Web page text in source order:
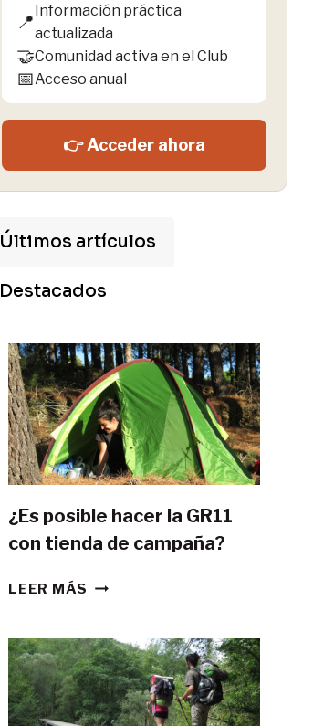
📍
Información práctica
actualizada
🤝Comunidad activa en el Club
📅Acceso anual
👉 Acceder ahora
Últimos artículos
Destacados
¿Es posible hacer la GR11
con tienda de campaña?
LEER MÁS ¿ES
LA
GR11
CON
TIENDA